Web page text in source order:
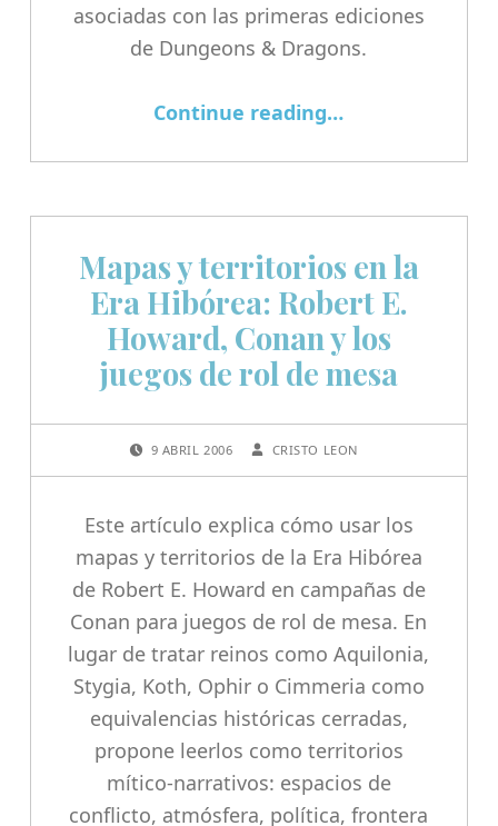
asociadas con las primeras ediciones
de Dungeons & Dragons.
Continue reading…
Mapas y territorios en la
Era Hibórea: Robert E.
Howard, Conan y los
juegos de rol de mesa
9 ABRIL 2006 CRISTO LEON
Este artículo explica cómo usar los
mapas y territorios de la Era Hibórea
de Robert E. Howard en campañas de
Conan para juegos de rol de mesa. En
lugar de tratar reinos como Aquilonia,
Stygia, Koth, Ophir o Cimmeria como
equivalencias históricas cerradas,
propone leerlos como territorios
mítico-narrativos: espacios de
conflicto, atmósfera, política, frontera